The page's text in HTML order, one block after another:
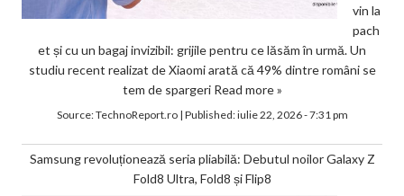
vin la
pach
et și cu un bagaj invizibil: grijile pentru ce lăsăm în urmă. Un
studiu recent realizat de Xiaomi arată că 49% dintre români se
tem de spargeri Read more »
Source:TechnoReport.ro| Published:iulie 22, 2026 - 7:31 pm
Samsung revoluționează seria pliabilă: Debutul noilor Galaxy Z
Fold8 Ultra, Fold8 și Flip8